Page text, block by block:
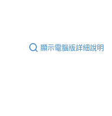
顯示電腦版詳細說明